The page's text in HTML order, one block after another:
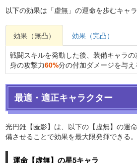
以下の効果は「虚無」の運命を歩むキャ
効果（無凸）
効果（完凸）
戦闘スキルを発動した後、装備キャラ
身の攻撃力60%分の付加ダメージを与え
最適・適正キャラクター
光円錐【匿影】は、以下の【虚無】の運
備させることで効果を最大限発揮できる。
運命【虚無】の星5キャラ